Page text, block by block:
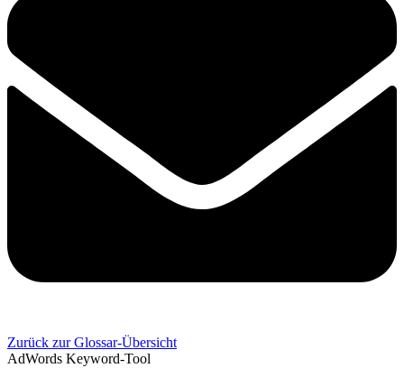
Zurück zur Glossar-Übersicht
AdWords Keyword-Tool